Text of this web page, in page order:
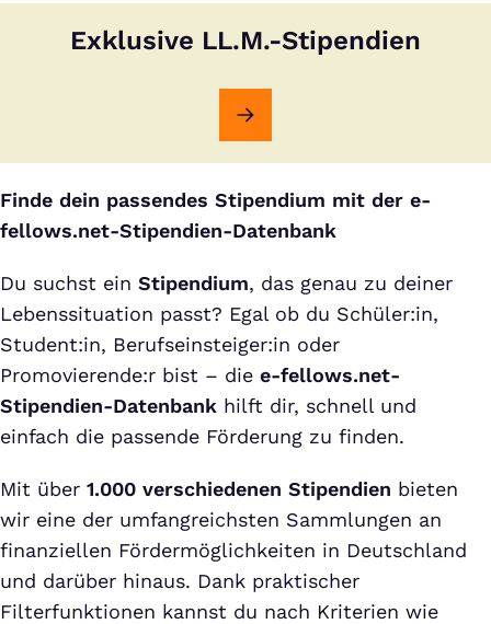
Exklusive LL.M.-Stipendien
Finde dein passendes Stipendium mit der e-
fellows.net-Stipendien-Datenbank
Du suchst ein Stipendium, das genau zu deiner
Lebenssituation passt? Egal ob du Schüler:in,
Student:in, Berufseinsteiger:in oder
Promovierende:r bist – die e-fellows.net-
Stipendien-Datenbank hilft dir, schnell und
einfach die passende Förderung zu finden.
Mit über 1.000 verschiedenen Stipendien bieten
wir eine der umfangreichsten Sammlungen an
finanziellen Fördermöglichkeiten in Deutschland
und darüber hinaus. Dank praktischer
Filterfunktionen kannst du nach Kriterien wie